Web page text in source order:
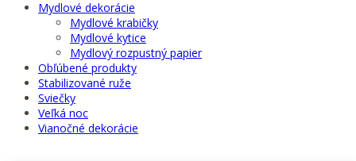
Mydlové dekorácie
Mydlové krabičky
Mydlové kytice
Mydlový rozpustný papier
Obľúbené produkty
Stabilizované ruže
Sviečky
Veľká noc
Vianočné dekorácie